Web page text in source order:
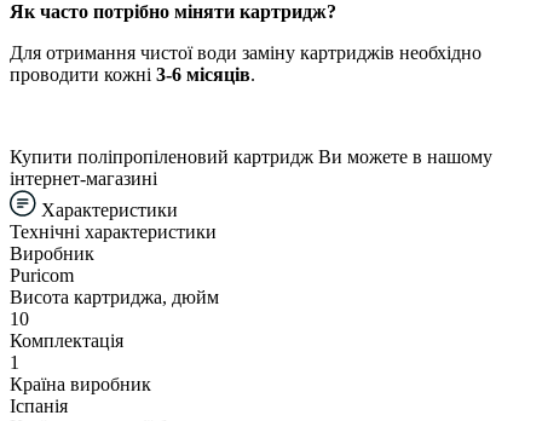
Як часто потрібно міняти картридж?
Для отримання чистої води заміну картриджів необхідно
проводити кожні 3-6 місяців.
Купити поліпропіленовий картридж Ви можете в нашому
інтернет-магазині
Характеристики
Технічні характеристики
Виробник
Puricom
Висота картриджа, дюйм
10
Комплектація
1
Країна виробник
Іспанія